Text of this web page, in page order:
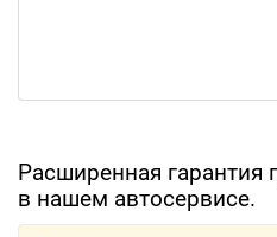
Расширенная гарантия
в нашем автосервисе.